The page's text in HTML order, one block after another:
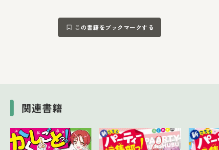
この書籍をブックマークする
関連書籍